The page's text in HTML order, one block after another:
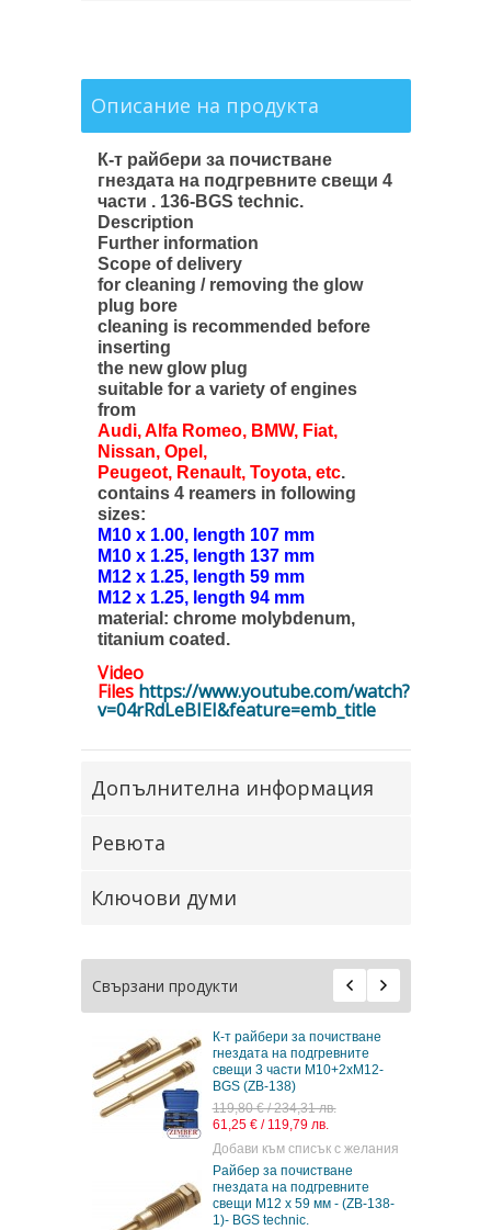
Описание на продукта
К-т райбери за почистване
гнездата на подгревните свещи 4
части . 136-BGS technic.
Description
Further information
Scope of delivery
for cleaning / removing the glow
plug bore
cleaning is recommended before
inserting
the new glow plug
suitable for a variety of engines
from
Audi, Alfa Romeo, BMW, Fiat,
Nissan, Opel,
Peugeot, Renault, Toyota, etc.
contains 4 reamers in following
sizes:
M10 x 1.00, length 107 mm
M10 x 1.25, length 137 mm
M12 x 1.25, length 59 mm
M12 x 1.25, length 94 mm
material: chrome molybdenum,
titanium coated.
Video
Files https://www.youtube.com/watch?
v=04rRdLeBIEI&feature=emb_title
Допълнителна информация
Ревюта
Ключови думи
Свързани продукти
К-т райбери за почистване
гнездата на подгревните
свещи 3 части М10+2хМ12-
BGS (ZB-138)
119,80 € / 234,31 лв.
61,25 € / 119,79 лв.
Добави към списък с желания
Райбер за почистване
гнездата на подгревните
свещи М12 х 59 мм - (ZB-138-
1)- BGS technic.